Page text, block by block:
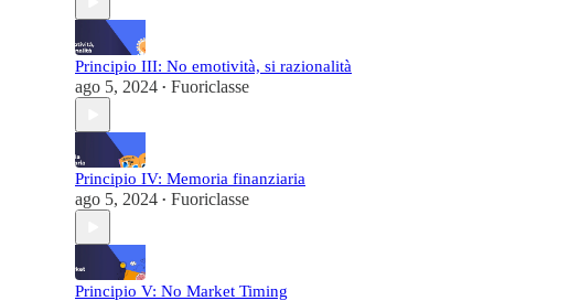
Principio III: No emotività, si razionalità
ago 5, 2024 • Fuoriclasse
Principio IV: Memoria finanziaria
ago 5, 2024 • Fuoriclasse
Principio V: No Market Timing